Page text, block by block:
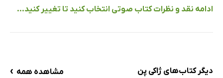
ادامه نقد و نظرات کتاب صوتی انتخاب کنید تا تغییر کنید...
دیگر کتاب‌های ژاکی پن مشاهده همه ›